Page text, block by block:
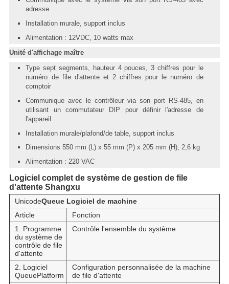
adresse
Installation murale, support inclus
Alimentation : 12VDC, 10 watts max
Unité d'affichage maître
Type sept segments, hauteur 4 pouces, 3 chiffres pour le
numéro de file d'attente et 2 chiffres pour le numéro de
comptoir
Communique avec le contrôleur via son port RS-485, en
utilisant un commutateur DIP pour définir l'adresse de
l'appareil
Installation murale/plafond/de table, support inclus
Dimensions 550 mm (L) x 55 mm (P) x 205 mm (H), 2,6 kg
Alimentation : 220 VAC
Logiciel complet de système de gestion de file
d'attente Shangxu
UnicodeQueue Logiciel de machine
Article
Fonction
1. Programme
du système de
contrôle de file
d'attente
Contrôle l'ensemble du système
2. Logiciel
QueuePlatform
Configuration personnalisée de la machine
de file d'attente